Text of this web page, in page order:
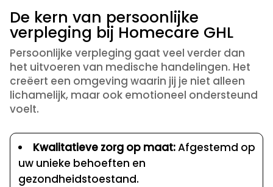
De kern van persoonlijke
verpleging bij Homecare GHL
Persoonlijke verpleging gaat veel verder dan
het uitvoeren van medische handelingen. Het
creëert een omgeving waarin jij je niet alleen
lichamelijk, maar ook emotioneel ondersteund
voelt.
Kwalitatieve zorg op maat:Afgestemd op
uw unieke behoeften en
gezondheidstoestand.